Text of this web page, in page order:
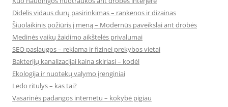
Didelis vidaus durų pasirinkimas – rankenos ir dizainas
Šiuolaikinis požiūris į meną – Modernūs paveikslai ant drobės
Medinės vaikų žaidimo aikštelės privalumai
SEO paslaugos – reklama ir fizinei prekybos vietai
Bakterijų kanalizacijai kaina skiriasi – kodėl
Ekologija ir nuotekų valymo įrenginiai
Ledo ritulys – kas tai?
Vasarinės padangos internetu – kokybė pigiau